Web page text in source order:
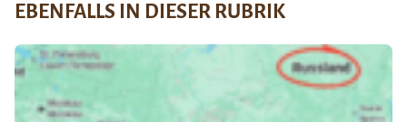
EBENFALLS IN DIESER RUBRIK